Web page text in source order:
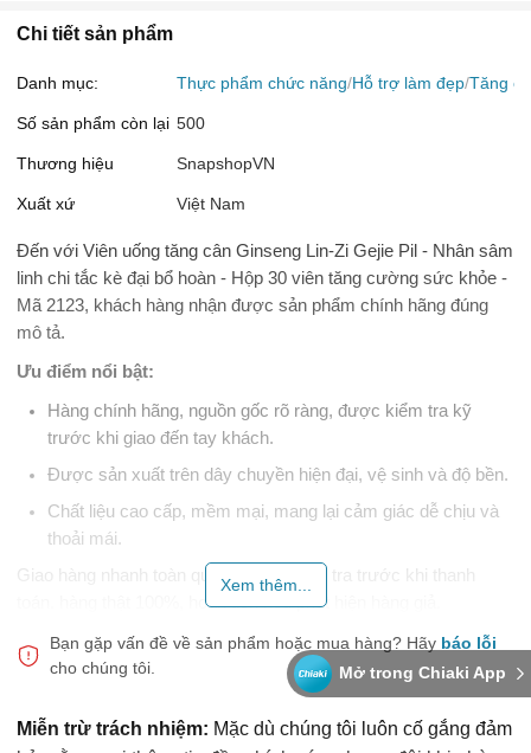
Mở trong Chiaki App
Chi tiết sản phẩm
Danh mục: Thực phẩm chức năng Hỗ trợ làm đẹp Tăng
Số sản phẩm còn lại 500
Thương hiệu SnapshopVN
Xuất xứ Việt Nam
Đến với Viên uống tăng cân Ginseng Lin-Zi Gejie Pil - Nhân sâm
linh chi tắc kè đại bổ hoàn - Hộp 30 viên tăng cường sức khỏe -
Mã 2123, khách hàng nhận được sản phẩm chính hãng đúng
mô tả.
Ưu điểm nổi bật:
Hàng chính hãng, nguồn gốc rõ ràng, được kiểm tra kỹ
trước khi giao đến tay khách.
Được sản xuất trên dây chuyền hiện đại, vệ sinh và độ bền.
Chất liệu cao cấp, mềm mại, mang lại cảm giác dễ chịu và
thoải mái.
Giao hàng nhanh toàn quốc, hỗ trợ kiểm tra trước khi thanh
toán. hàng thật 100%, hoàn tiền nếu phát hiện hàng giả.
Lưu ý khi sử dụng:Đọc kỹ hướng dẫn sử dụng in trên bao bì
trước khi dùng. Để xa tầm tay trẻ em, dùng theo nhu cầu cá
Chọn Snap Shop để về chất lượng và dịch vụ.
Xem thêm...
Bạn gặp vấn đề về sản phẩm hoặc mua hàng? Hãy báo lỗi
cho chúng tôi.
Miễn trừ trách nhiệm: Mặc dù chúng tôi luôn cố gắng đảm